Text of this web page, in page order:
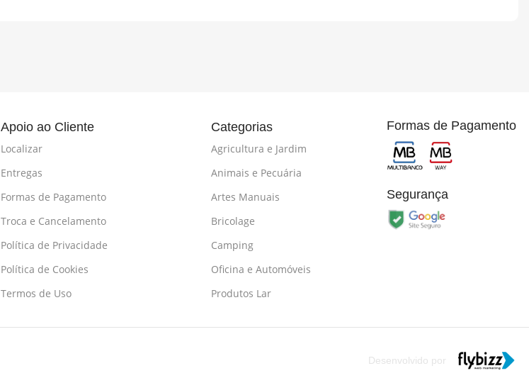
Apoio ao Cliente
Localizar
Entregas
Formas de Pagamento
Troca e Cancelamento
Política de Privacidade
Política de Cookies
Termos de Uso
Categorias
Agricultura e Jardim
Animais e Pecuária
Artes Manuais
Bricolage
Camping
Oficina e Automóveis
Produtos Lar
Formas de Pagamento
Segurança
Desenvolvido por